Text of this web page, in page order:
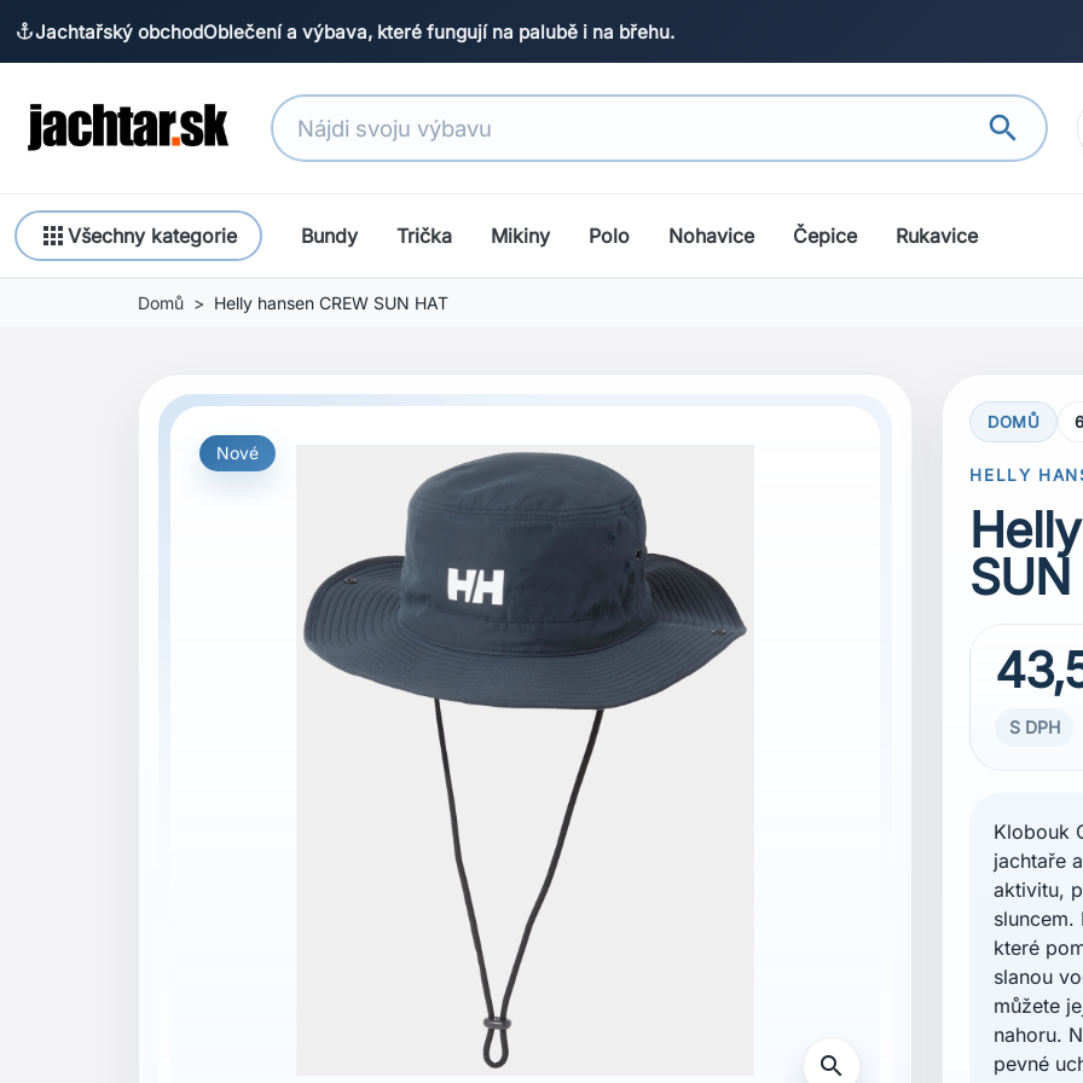
anchorJachtařský obchodOblečení a výbava, které fungují na palubě i na břehu.
search
appsVšechny kategorie Bundy Trička Mikiny Polo Nohavice Čepice Rukavice
Domů Helly hansen CREW SUN HAT
Nové
search
DOMŮ
HELLY
SUN
S DPH
Klobouk
jachtaře
aktivitu,
sluncem.
které
slanou
můžete
nahoru.
pevné